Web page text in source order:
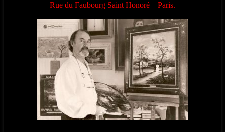
Rue du Faubourg Saint Honoré – Paris.